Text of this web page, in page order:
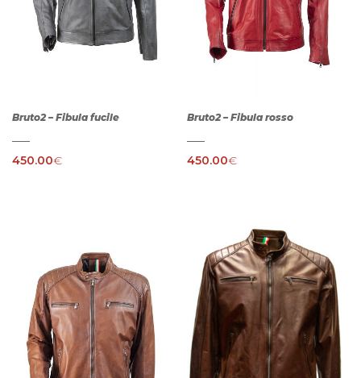
Bruto2 – Fibula fucile
450.00€
Bruto2 – Fibula rosso
450.00€